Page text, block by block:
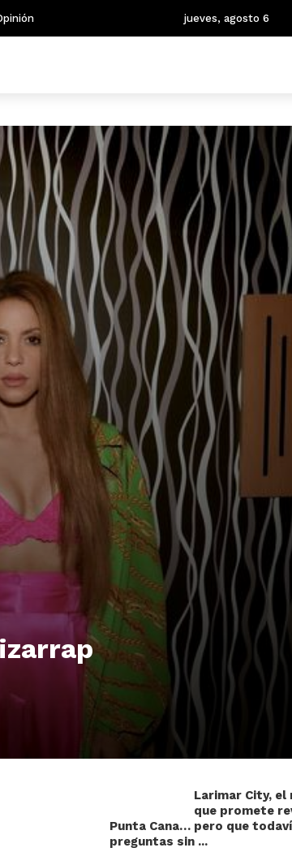
jueves, agosto 6
Larimar City,
que promete
Punta Cana… pero que
preguntas sin ...